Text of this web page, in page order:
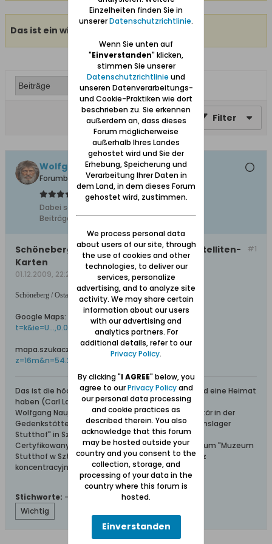
Das ist ein wichtiges Thema.
Filter
Wolfgang
Forumbetreiber
Dabei seit:
Beiträge:
11627
#1
Schöneberg / Ostaszewo auf Online-/Satelliten-
Karten
01.12.2009, 22:21
Schöneberg / Ostaszewo auf Online-/Satelliten-Karten:
Google Maps:
http://maps.google.com/maps?
t=k&ie=U...,0.022724&z=16
mapa.szukacz.pl:
http://mapa.szukacz.pl/?
z=16m&n=54.213497&e=18.950708
Das ist die höchste aller Gaben: Geborgen sein und eine Heimat
haben (Carl Lange)
Wolfgang Naujocks: Zertifizierter Führer und Volontär in der
Gedenkstätte/Museum "Deutsches Konzentrationslager
Stutthof" in Sztutowo
Certyfikowany przewodnik i wolontariusz po muzeum "Muzeum
Stutthof w Sztutowie - Niemiecki nazistowski obóz
koncentracyjny i zagłady"
Stichworte: -
Wichtig
Einzelheiten finden Sie in
unsererDatenschutzrichtlinie.
Wenn Sie unten auf
"Einverstanden" klicken,
stimmen Sie unserer
Datenschutzrichtlinie und
unseren Datenverarbeitungs-
und Cookie-Praktiken wie dort
beschrieben zu. Sie erkennen
außerdem an, dass dieses
Forum möglicherweise
außerhalb Ihres Landes
gehostet wird und Sie der
Erhebung, Speicherung und
Verarbeitung Ihrer Daten in
dem Land, in dem dieses Forum
gehostet wird, zustimmen.
We process personal data
about users of our site, through
the use of cookies and other
technologies, to deliver our
services, personalize
advertising, and to analyze site
activity. We may share certain
information about our users
with our advertising and
analytics partners. For
additional details, refer to our
Privacy Policy.
By clicking "I AGREE" below, you
agree to ourPrivacy Policyand
our personal data processing
and cookie practices as
described therein. You also
acknowledge that this forum
may be hosted outside your
country and you consent to the
collection, storage, and
processing of your data in the
country where this forum is
hosted.
Einverstanden